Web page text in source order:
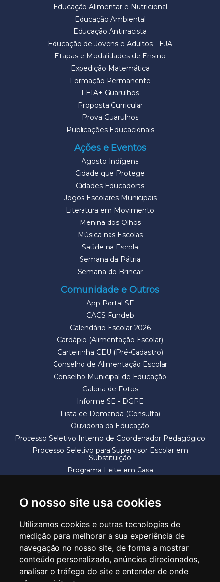
O nosso site usa cookies
Utilizamos cookies e outras tecnologias de
medição para melhorar a sua experiência de
navegação no nosso site, de forma a mostrar
conteúdo personalizado, anúncios direcionados,
analisar o tráfego do site e entender de onde
Educação Alimentar e Nutricional
Educação Ambiental
Educação Antirracista
Educação de Jovens e Adultos - EJA
Etapas e Modalidades de Ensino
Expedição Matemática
Formação Permanente
LEIA+ Guarulhos
Proposta Curricular
Prova Guarulhos
Publicações Educacionais
Ações e Eventos
Agosto Indígena
Cidade que Protege
Cidades Educadoras
Jogos Escolares Municipais
Literatura em Movimento
Menina dos Olhos
Música nas Escolas
Saúde na Escola
Semana da Pátria
Semana do Brincar
Comunidade e Outros
App Portal SE
CACS Fundeb
Calendário Escolar 2026
Cardápio (Alimentação Escolar)
Carteirinha CEU (Pré-Cadastro)
Conselho de Alimentação Escolar
Conselho Municipal de Educação
Galeria de Fotos
Informe SE - DGPE
Lista de Demanda (Consulta)
Ouvidoria da Educação
Processo Seletivo Interno de Coordenador Pedagógico
Processo Seletivo para Supervisor Escolar em
Substituição
Programa Leite em Casa
SECRETARIA DE EDUCAÇÃO
Rua Claudino Barbosa, 313 - Macedo - Guarulhos/SP CEP 07113-040